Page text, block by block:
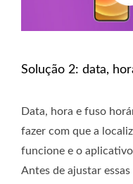
Solução 2: data,
Data, hora e fuso
fazer com que a
funcione e o
Antes de ajustar